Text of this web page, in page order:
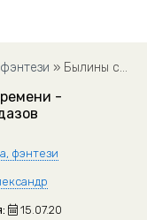
» Былины сего времени - Александр Рудазов
-
фэнтези
15.07.20